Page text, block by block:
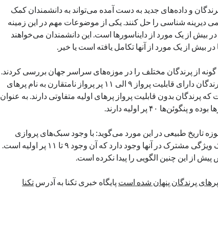
و داده‌های جدید به دست آمده می‌تواند به دانشمندان کمک
دیرینه شناسی را حل کنند. یکی از موضوعات مهم در این زمینه
بیش از یک مورد از دایناسورها است. این دانشمندان می‌خواهند
در بیش از یک مورد از آنها تکامل یافته است یا خیر.
این محققان پرهای بال ۳۴۶ گونه از پرندگان مختلف را در موزه‌های سراسر جهان بررسی کردند.
در این تحقیق مشخص شد پرندگان دارای قابلیت پرواز ۹ الی ۱۱ پر پرواز نامتقارن به نام پرهای
که پرندگان بدون قابلیت پرواز پرهای اولیه متفاوتی دارند. به عنوان
۴۰ پر اولیه دارند.
تاریخ طبیعی در این مورد می‌گوید: با وجود سبک‌های پروازی
بسیار زیاد در بین پرندگان یک ویژگی مشترک در آنها وجود دارد که آن وجود ۹ تا ۱۱ پر اولیه است.
از این چنین الگویی را پیدا نکرده است.
پرندگان پنهان شده است پایگاه خبری تکنا به آدرستکنا